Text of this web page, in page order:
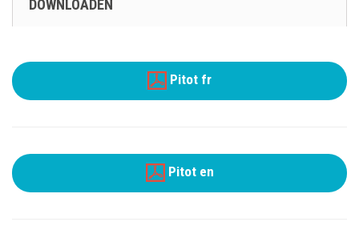
DOWNLOADEN
Pitot fr
Pitot en